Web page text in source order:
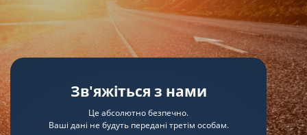
Зв'яжіться з нами
Це абсолютно безпечно.
Ваші дані не будуть передані третім особам.